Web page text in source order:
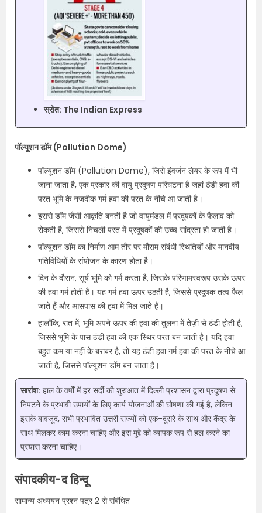
स्रोत: The Indian Express​
पॉल्यूशन डॉम (Pollution Dome)​
पॉल्यूशन डॉम (Pollution Dome)​, जिसे इंवर्जन लेयर के रूप में भी
जाना जाता है, एक प्रकार की वायु प्रदूषण परिघटना है जहां ठंडी हवा की
परत भूमि के नजदीक गर्म हवा की परत के नीचे आ जाती है।
इससे डॉम जैसी आकृति बनती है जो वायुमंडल में प्रदूषकों के फैलाव को
रोकती है, जिससे निचली परत में प्रदूषकों की उच्च सांद्रता हो जाती है।
पॉल्यूशन डॉम का निर्माण आम तौर पर मौसम संबंधी स्थितियों और मानवीय
गतिविधियों के संयोजन के कारण होता है।
दिन के दौरान, सूर्य भूमि को गर्म करता है, जिसके परिणामस्वरूप उसके ऊपर
की हवा गर्म होती है। यह गर्म हवा ऊपर उठती है, जिससे प्रदूषक तत्व फैल
जाते हैं और आसपास की हवा में मिल जाते हैं।
हालाँकि, रात में, भूमि अपने ऊपर की हवा की तुलना में तेज़ी से ठंडी होती है,
जिससे भूमि के पास ठंडी हवा की एक स्थिर परत बन जाती है। यदि हवा
बहुत कम या नहीं के बराबर है, तो यह ठंडी हवा गर्म हवा की परत के नीचे आ
जाती है, जिससे पॉल्यूशन डॉम बन जाता है।
सारांश: हाल के वर्षों में हर सर्दी की शुरुआत में दिल्ली प्रशासन द्वारा प्रदूषण से
निपटने के प्रभावी उपायों के लिए कार्य योजनाओं की घोषणा की गई है, लेकिन
इसके बावजूद, सभी प्रभावित उत्तरी राज्यों को एक-दूसरे के साथ और केंद्र के
साथ मिलकर काम करना चाहिए और इस मुद्दे को व्यापक रूप से हल करने का
प्रयास करना चाहिए।
संपादकीय-द हिन्दू
सामान्य अध्ययन प्रश्न पत्र 2 से संबंधित